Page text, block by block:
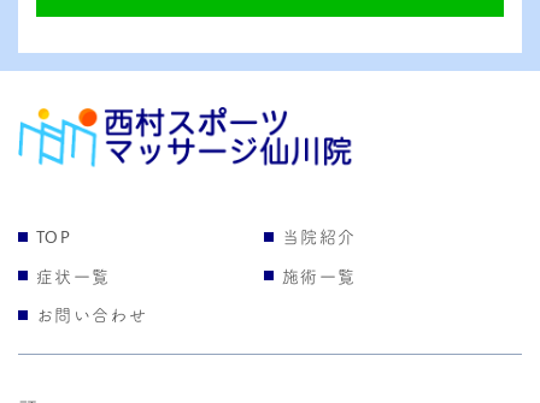
TOP
当院紹介
症状一覧
施術一覧
お問い合わせ